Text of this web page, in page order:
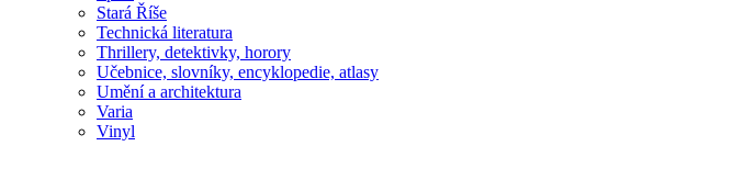
Stará Říše
Technická literatura
Thrillery, detektivky, horory
Učebnice, slovníky, encyklopedie, atlasy
Umění a architektura
Varia
Vinyl